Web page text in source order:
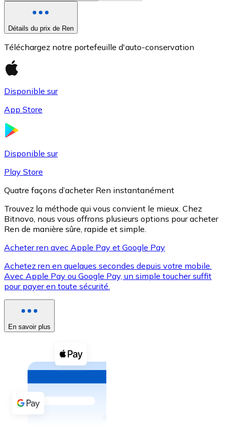
XRP
XRP
Voir toutes
Coupons crypto
Achetez des cryptomonnaies en espèces et d'autres
Acheter avec espèces
Virement SEPA
Détails du prix de Ren
Téléchargez notre portefeuille d'auto-conservation
Disponible sur
App Store
Disponible sur
Play Store
Quatre façons d’acheter Ren instantanément
Trouvez la méthode qui vous convient le mieux. Chez
Bitnovo, nous vous offrons plusieurs options pour acheter
Ren de manière sûre, rapide et simple.
Acheter ren avec Apple Pay et Google Pay
Achetez ren en quelques secondes depuis votre mobile.
Avec Apple Pay ou Google Pay, un simple toucher suffit
pour payer en toute sécurité.
En savoir plus